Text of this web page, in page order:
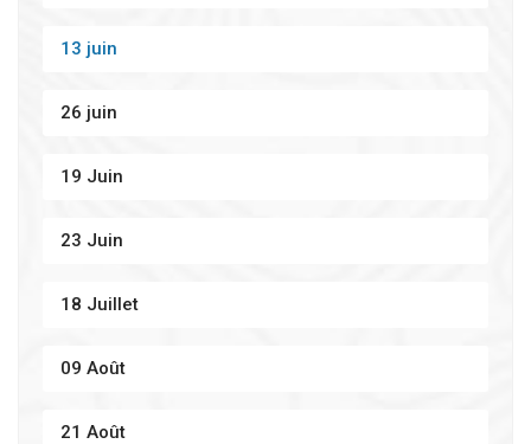
13 juin
26 juin
19 Juin
23 Juin
18 Juillet
09 Août
21 Août